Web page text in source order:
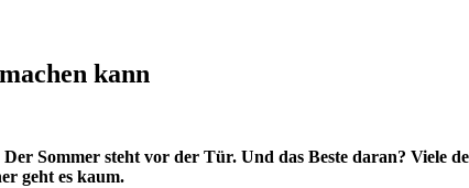
kann
Sommer steht vor der Tür. Und das Beste daran? Viele
geht es kaum.